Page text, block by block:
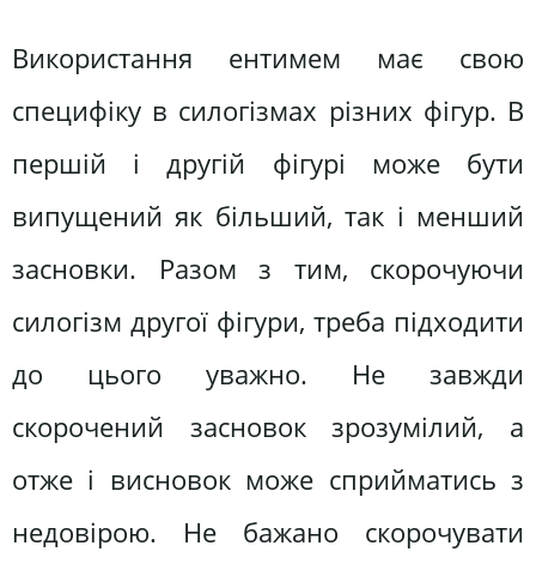
Використання ентимем має свою
специфіку в силогізмах різних фігур. В
першій і другій фігурі може бути
випущений як більший, так і менший
засновки. Разом з тим, скорочуючи
силогізм другої фігури, треба підходити
до цього уважно. Не завжди
скорочений засновок зрозумілий, а
отже і висновок може сприйматись з
недовірою. Не бажано скорочувати